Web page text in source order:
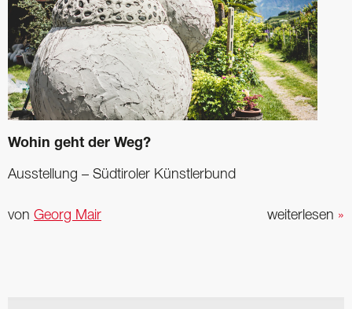
Wohin geht der Weg?
Ausstellung – Südtiroler Künstlerbund
weiterlesen »
von Georg Mair